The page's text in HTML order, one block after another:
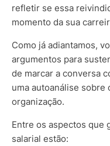
refletir se essa
momento da sua
Como já adiantamos,
argumentos para
de marcar a conversa
uma autoanálise sobre
organização.
Entre os aspectos que
salarial estão: